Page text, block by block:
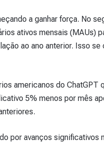
a ganhar força. No
ativos mensais (MAUs)
ao ano anterior. Isso se
americanos do ChatGPT
5% menos por mês
por avanços significativos